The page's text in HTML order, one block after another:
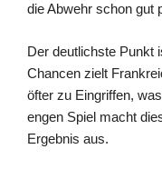
die Abwehr schon gut
Der deutlichste Punkt
Chancen zielt
öfter zu Eingriffen,
engen Spiel macht
Ergebnis aus.